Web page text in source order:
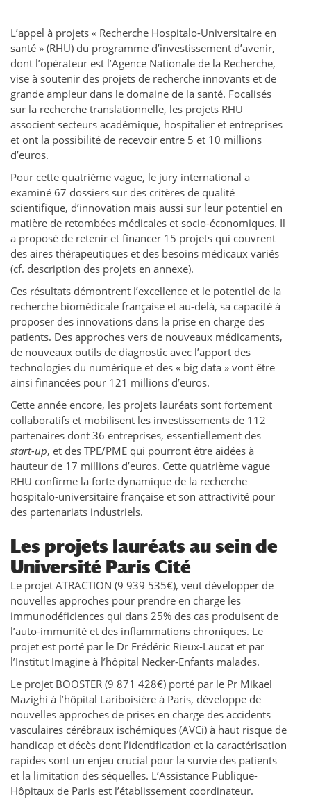
L’appel à projets « Recherche Hospitalo-Universitaire en
santé » (RHU) du programme d’investissement d’avenir,
dont l’opérateur est l’Agence Nationale de la Recherche,
vise à soutenir des projets de recherche innovants et de
grande ampleur dans le domaine de la santé. Focalisés
sur la recherche translationnelle, les projets RHU
associent secteurs académique, hospitalier et entreprises
et ont la possibilité de recevoir entre 5 et 10 millions
d’euros.
Pour cette quatrième vague, le jury international a
examiné 67 dossiers sur des critères de qualité
scientifique, d’innovation mais aussi sur leur potentiel en
matière de retombées médicales et socio-économiques. Il
a proposé de retenir et financer 15 projets qui couvrent
des aires thérapeutiques et des besoins médicaux variés
(cf. description des projets en annexe).
Ces résultats démontrent l’excellence et le potentiel de la
recherche biomédicale française et au-delà, sa capacité à
proposer des innovations dans la prise en charge des
patients. Des approches vers de nouveaux médicaments,
de nouveaux outils de diagnostic avec l’apport des
technologies du numérique et des « big data » vont être
ainsi financées pour 121 millions d’euros.
Cette année encore, les projets lauréats sont fortement
collaboratifs et mobilisent les investissements de 112
partenaires dont 36 entreprises, essentiellement des
start-up, et des TPE/PME qui pourront être aidées à
hauteur de 17 millions d’euros. Cette quatrième vague
RHU confirme la forte dynamique de la recherche
hospitalo-universitaire française et son attractivité pour
des partenariats industriels.
Les projets lauréats au sein de
Université Paris Cité
Le projet ATRACTION (9 939 535€), veut développer de
nouvelles approches pour prendre en charge les
immunodéficiences qui dans 25% des cas produisent de
l’auto-immunité et des inflammations chroniques. Le
projet est porté par le Dr Frédéric Rieux-Laucat et par
l’Institut Imagine à l’hôpital Necker-Enfants malades.
Le projet BOOSTER (9 871 428€) porté par le Pr Mikael
Mazighi à l’hôpital Lariboisière à Paris, développe de
nouvelles approches de prises en charge des accidents
vasculaires cérébraux ischémiques (AVCi) à haut risque de
handicap et décès dont l’identification et la caractérisation
rapides sont un enjeu crucial pour la survie des patients
et la limitation des séquelles. L’Assistance Publique-
Hôpitaux de Paris est l’établissement coordinateur.